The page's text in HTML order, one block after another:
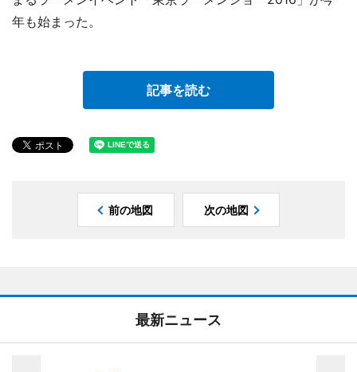
年も始まった。
記事を読む
前の地図 次の地図
最新ニュース